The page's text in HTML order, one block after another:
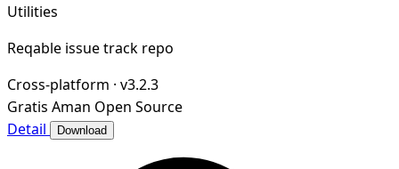
Utilities
Reqable issue track repo
Cross-platform · v3.2.3
Gratis Aman Open Source
Detail
Download